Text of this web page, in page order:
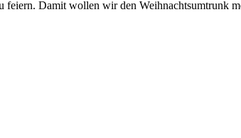
feiern. Damit wollen wir den Weihnachtsumtrunk